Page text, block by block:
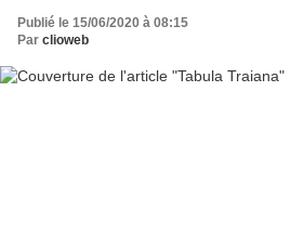
Publié le 15/06/2020 à 08:15
Par clioweb